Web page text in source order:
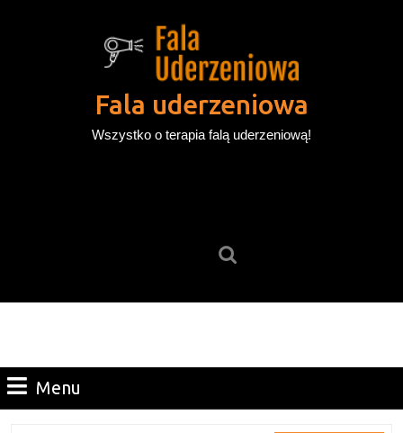
Fala uderzeniowa
Wszystko o terapia falą uderzeniową!
Menu